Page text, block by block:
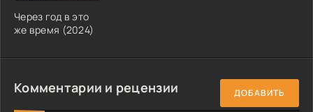
Через год в это
же время (2024)
Комментарии и рецензии ДОБАВИТЬ